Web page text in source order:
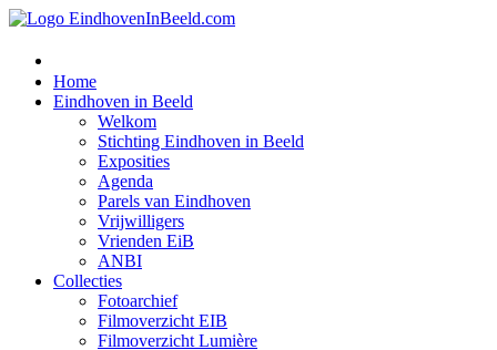
Home
Eindhoven in Beeld
Welkom
Stichting Eindhoven in Beeld
Exposities
Agenda
Parels van Eindhoven
Vrijwilligers
Vrienden EiB
ANBI
Collecties
Fotoarchief
Filmoverzicht EIB
Filmoverzicht Lumière